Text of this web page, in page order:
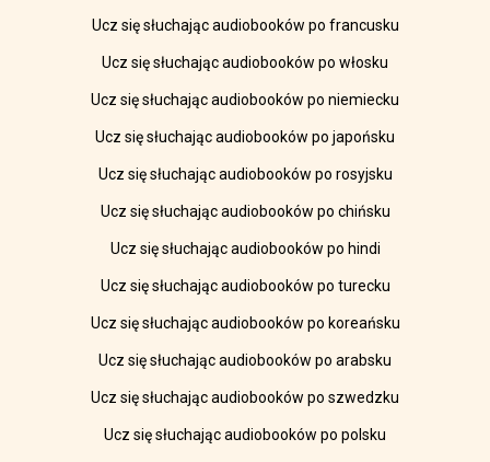
Ucz się słuchając audiobooków po francusku
Ucz się słuchając audiobooków po włosku
Ucz się słuchając audiobooków po niemiecku
Ucz się słuchając audiobooków po japońsku
Ucz się słuchając audiobooków po rosyjsku
Ucz się słuchając audiobooków po chińsku
Ucz się słuchając audiobooków po hindi
Ucz się słuchając audiobooków po turecku
Ucz się słuchając audiobooków po koreańsku
Ucz się słuchając audiobooków po arabsku
Ucz się słuchając audiobooków po szwedzku
Ucz się słuchając audiobooków po polsku